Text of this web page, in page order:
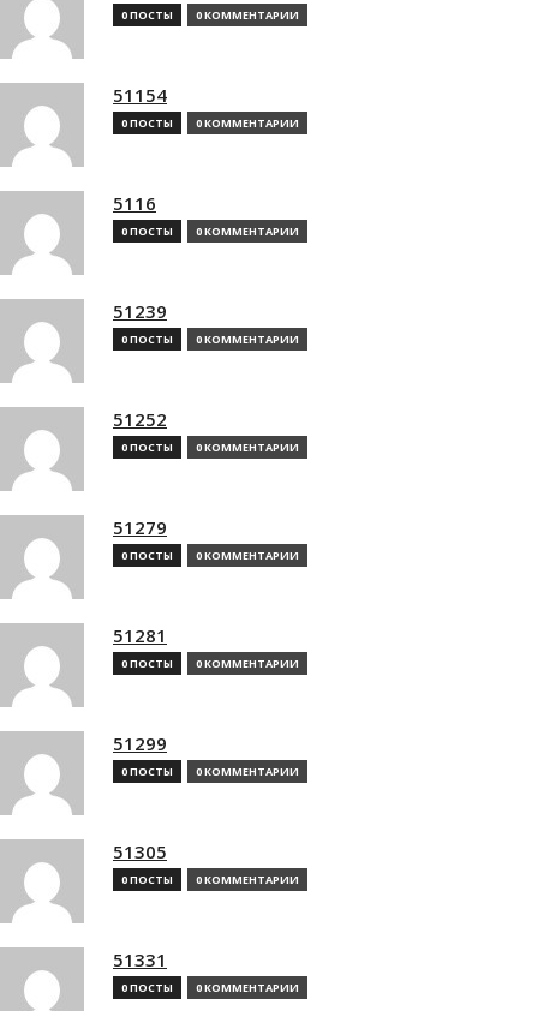
0 ПОСТЫ 0 КОММЕНТАРИИ
51154
0 ПОСТЫ 0 КОММЕНТАРИИ
5116
0 ПОСТЫ 0 КОММЕНТАРИИ
51239
0 ПОСТЫ 0 КОММЕНТАРИИ
51252
0 ПОСТЫ 0 КОММЕНТАРИИ
51279
0 ПОСТЫ 0 КОММЕНТАРИИ
51281
0 ПОСТЫ 0 КОММЕНТАРИИ
51299
0 ПОСТЫ 0 КОММЕНТАРИИ
51305
0 ПОСТЫ 0 КОММЕНТАРИИ
51331
0 ПОСТЫ 0 КОММЕНТАРИИ